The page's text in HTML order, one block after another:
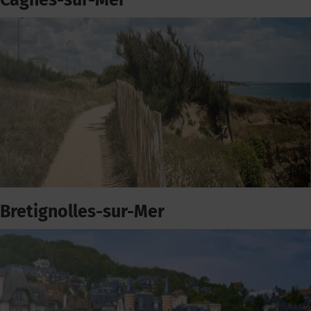
Bretignolles-sur-Mer